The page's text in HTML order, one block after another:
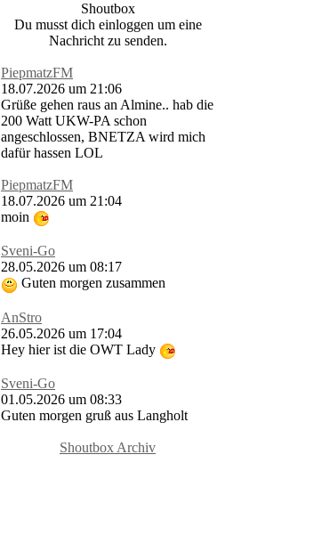
Shoutbox
Du musst dich einloggen um eine
Nachricht zu senden.
PiepmatzFM
18.07.2026 um 21:06
Grüße gehen raus an Almine.. hab die
200 Watt UKW-PA schon
angeschlossen, BNETZA wird mich
dafür hassen LOL
PiepmatzFM
18.07.2026 um 21:04
moin
Sveni-Go
28.05.2026 um 08:17
Guten morgen zusammen
AnStro
26.05.2026 um 17:04
Hey hier ist die OWT Lady
Sveni-Go
01.05.2026 um 08:33
Guten morgen gruß aus Langholt
Shoutbox Archiv